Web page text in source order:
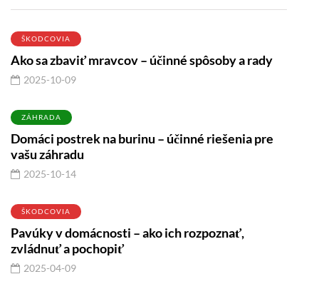
ŠKODCOVIA
Ako sa zbaviť mravcov – účinné spôsoby a rady
2025-10-09
ZÁHRADA
Domáci postrek na burinu – účinné riešenia pre
vašu záhradu
2025-10-14
ŠKODCOVIA
Pavúky v domácnosti – ako ich rozpoznať,
zvládnuť a pochopiť
2025-04-09